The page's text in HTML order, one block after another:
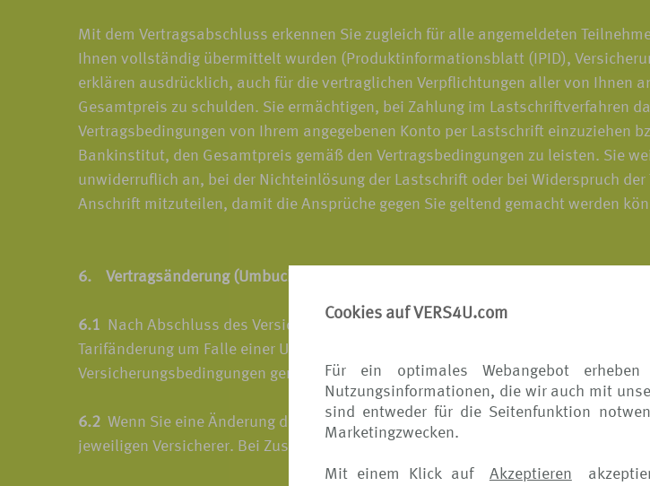
Cookies auf VERS4U.com
Für ein optimales Webangebot
Nutzungsinformationen, die wir auch mit
sind entweder für die Seitenfunktion
Marketingzwecken.
Mit einem Klick auf Akzeptieren
Mit dem Vertragsabschluss erkennen Sie zugleich für alle angemeldeten
Ihnen vollständig übermittelt wurden (Produktinformationsblatt (IPID),
erklären ausdrücklich, auch für die vertraglichen Verpflichtungen aller von Ihnen
Gesamtpreis zu schulden. Sie ermächtigen, bei Zahlung im Lastschriftverfahren
Vertragsbedingungen von Ihrem angegebenen Konto per Lastschrift einzuziehen
Bankinstitut, den Gesamtpreis gemäß den Vertragsbedingungen zu leisten. Sie
unwiderruflich an, bei der Nichteinlösung der Lastschrift oder bei Widerspruch
Anschrift mitzuteilen, damit die Ansprüche gegen Sie geltend gemacht werden
6. Vertragsänderung (Umbuchen)
6.1 Nach Abschluss des Versicherungsvertrages richten sich die Bedingungen
Tarifänderung um Falle einer Umbuchung der Reise) nach den Bedingungen des
Versicherungsbedingungen geregelt.
6.2 Wenn Sie eine Änderung des Versicherungsvertrages wünschen, wenden
jeweiligen Versicherer. Bei Zustimmung durch den Versicherer, bekommen Sie